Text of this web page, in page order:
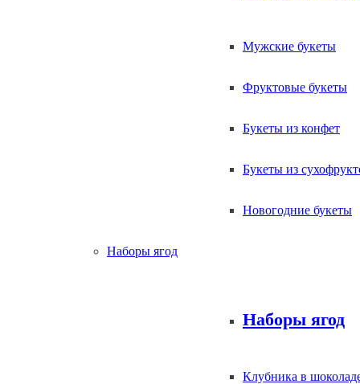
Мужские букеты
Фруктовые букеты
Букеты из конфет
Букеты из
Новогодние букеты
Наборы ягод
Наборы ягод
Клубника в